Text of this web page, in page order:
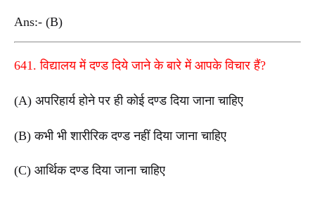
Ans:- (B)
641. विद्यालय में दण्ड दिये जाने के बारे में आपके विचार हैं?
(A) अपरिहार्य होने पर ही कोई दण्ड दिया जाना चाहिए
(B) कभी भी शारीरिक दण्ड नहीं दिया जाना चाहिए
(C) आर्थिक दण्ड दिया जाना चाहिए